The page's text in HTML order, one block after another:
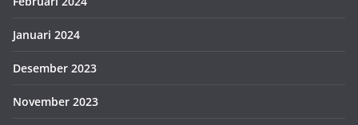
Januari 2024
Desember 2023
November 2023